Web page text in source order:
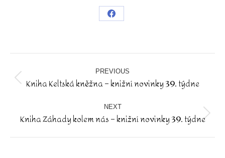
Share
Post
navigation PREVIOUS
Previous
Kniha Keltská kněžna – knižní novinky 39. týdne
NEXT
Next
Kniha Záhady kolem nás – knižní novinky 39. týdne